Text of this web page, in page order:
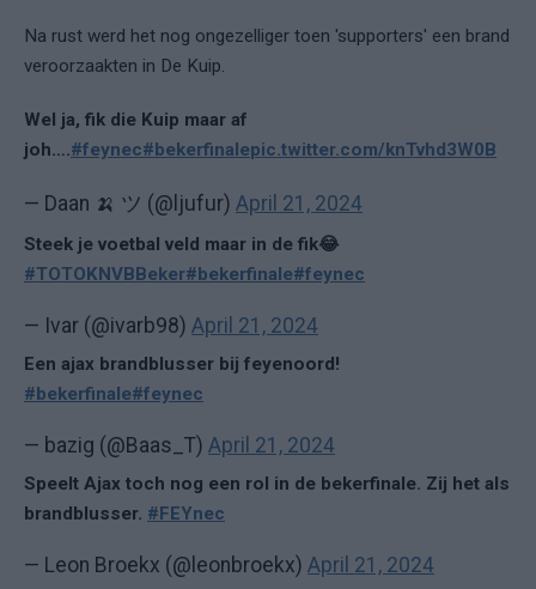
Na rust werd het nog ongezelliger toen 'supporters' een brand
veroorzaakten in De Kuip.
Wel ja, fik die Kuip maar af
joh….#feynec#bekerfinalepic.twitter.com/knTvhd3W0B
— Daan 🍌 ツ (@ljufur) April 21, 2024
Steek je voetbal veld maar in de fik😂
#TOTOKNVBBeker#bekerfinale#feynec
— Ivar (@ivarb98) April 21, 2024
Een ajax brandblusser bij feyenoord!
#bekerfinale#feynec
— bazig (@Baas_T) April 21, 2024
Speelt Ajax toch nog een rol in de bekerfinale. Zij het als
brandblusser. #FEYnec
— Leon Broekx (@leonbroekx) April 21, 2024